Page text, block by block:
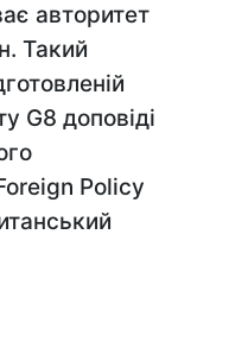
авторитет
Такий
G8 доповіді
Policy